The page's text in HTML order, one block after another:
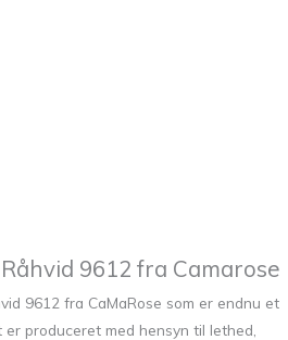
9612 fra Camarose
9612 fra CaMaRose som er endnu et
produceret med hensyn til lethed,